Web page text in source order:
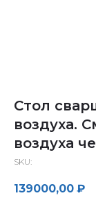
Стол
воздуха.
воздуха
SKU:
139000,00 ₽